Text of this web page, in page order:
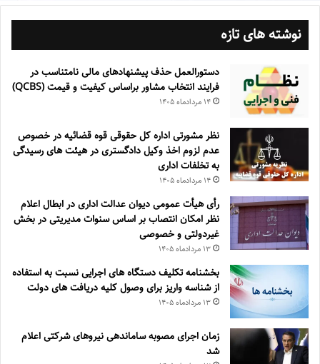
نوشته های تازه
دستورالعمل حذف پيشنهادهای مالی نامتناسب در
فرايند انتخاب مشاور براساس كيفيت و قيمت (QCBS)
۱۴ مرداد‌ماه ۱۴۰۵
نظر مشورتی اداره کل حقوقی قوه قضائیه در خصوص
عدم لزوم اخذ وکیل دادگستری در هیئت های رسیدگی
به تخلفات اداری
۱۴ مرداد‌ماه ۱۴۰۵
رأی هیأت عمومی دیوان عدالت اداری در ابطال اعلام
نظر امکان انتصاب بر اساس سنوات مدیریتی در بخش
غیردولتی و خصوصی
۱۳ مرداد‌ماه ۱۴۰۵
بخشنامه تکلیف دستگاه های اجرایی نسبت به استفاده
از شناسه واریز برای وصول کلیه دریافت های دولت
۱۳ مرداد‌ماه ۱۴۰۵
زمان اجرای مصوبه ساماندهی نیروهای شرکتی اعلام
شد